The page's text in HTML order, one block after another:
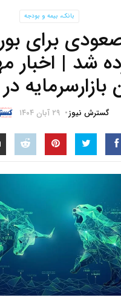
بانک، بیمه و بودجه
برای
شد | اخبار
در ۲۸ آبان
گسترش نیوز ۲۹ آبان ۱۴۰۴